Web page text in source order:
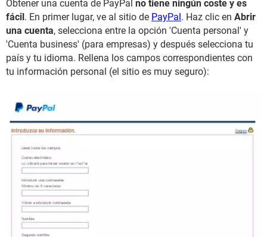
Obtener una cuenta de PayPal no tiene ningún coste y es
fácil. En primer lugar, ve al sitio de PayPal. Haz clic en Abrir
una cuenta, selecciona entre la opción 'Cuenta personal' y
'Cuenta business' (para empresas) y después selecciona tu
país y tu idioma. Rellena los campos correspondientes con
tu información personal (el sitio es muy seguro):